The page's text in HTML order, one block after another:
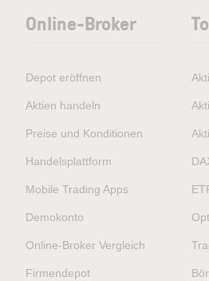
Online-Broker
Depot eröffnen
Aktien handeln
Preise und Konditionen
Handelsplattform
Mobile Trading Apps
Demokonto
Online-Broker Vergleich
Firmendepot